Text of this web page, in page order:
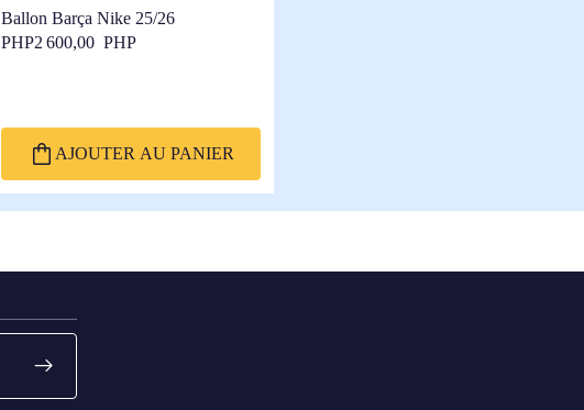
Ballon Barça Nike 25/26
PHP2 600,00 PHP
AJOUTER AU PANIER